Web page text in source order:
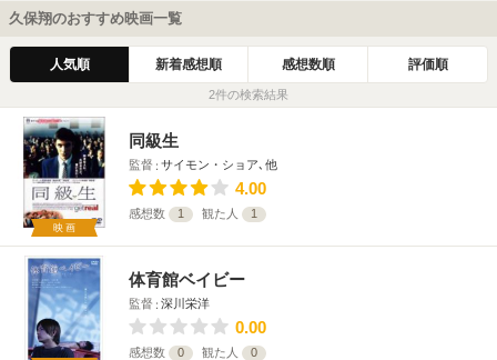
久保翔のおすすめ映画一覧
人気順 新着感想順 感想数順 評価順
2件の検索結果
映画
同級生
監督 サイモン・ショア､他
4.00
感想数 1 観た人 1
体育館ベイビー
監督 深川栄洋
0.00
感想数 0 観た人 0